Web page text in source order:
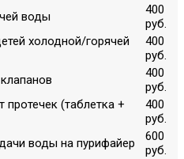
воды
400
руб.
холодной/горячей
400
руб.
400
руб.
протечек (таблетка +
400
руб.
воды на пурифайер
600
руб.